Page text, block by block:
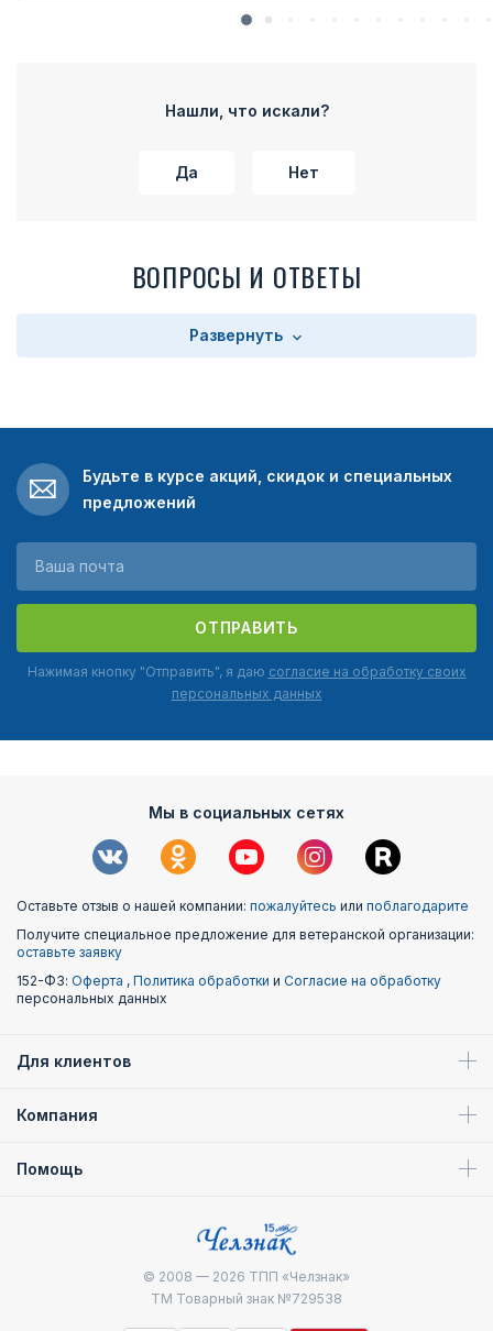
Нашли, что искали?
Да Нет
ВОПРОСЫ И ОТВЕТЫ
Развернуть
Будьте в курсе акций, скидок и специальных
предложений
ОТПРАВИТЬ
Нажимая кнопку "Отправить", я даю согласие на обработку своих
персональных данных
Мы в социальных сетях
Оставьте отзыв о нашей компании: пожалуйтесь или поблагодарите
Получите специальное предложение для ветеранской организации:
оставьте заявку
152-ФЗ: Оферта , Политика обработки и Согласие на обработку
персональных данных
Для клиентов
Компания
Помощь
© 2008 — 2026 ТПП «Челзнак»
ТМ Товарный знак №729538